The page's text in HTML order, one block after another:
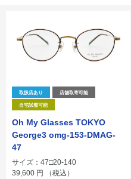
取扱店あり 店舗取寄可能
自宅試着可能
Oh My Glasses TOKYO
George3 omg-153-DMAG-
47
サイズ：47□20-140
39,600 円 （税込）